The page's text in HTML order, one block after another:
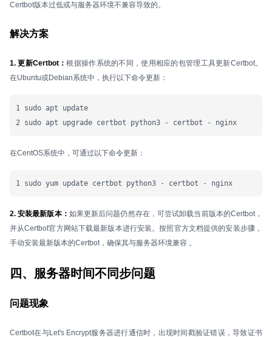
Certbot版本过低或与服务器环境不兼容导致的。
解决方案
1. 更新Certbot：根据操作系统的不同，使用相应的包管理工具更新Certbot。
在Ubuntu或Debian系统中，执行以下命令更新：
1 sudo apt update
2 sudo apt upgrade certbot python3 - certbot - nginx
在CentOS系统中，可通过以下命令更新：
1 sudo yum update certbot python3 - certbot - nginx
2. 安装最新版本： 如果更新后问题仍然存在，可尝试卸载当前版本的Certbot，
并从Certbot官方网站下载最新版本进行安装。按照官方文档提供的安装步骤，
手动安装最新版本的Certbot，确保其与服务器环境兼容 。
四、服务器时间不同步问题
问题现象
Certbot在与Let's Encrypt服务器进行通信时，出现时间戳验证错误，导致证书